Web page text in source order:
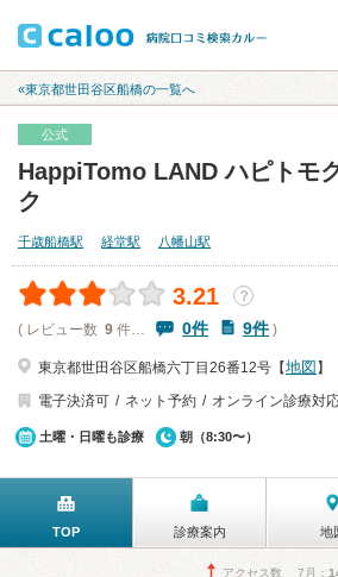
«東京都世田谷区船橋の一覧へ
公式
HappiTomo LAND ハピトモ
ク
千歳船橋駅 経堂駅 八幡山駅
3.21
？
( レビュー数 9 件… 0件 9件)
東京都世田谷区船橋六丁目26番12号【地図 】
電子決済可
ネット予約 オンライン診療対
土曜・日曜も診療 朝（8:30〜）
TOP 診療案内 地
アクセス数 7月：